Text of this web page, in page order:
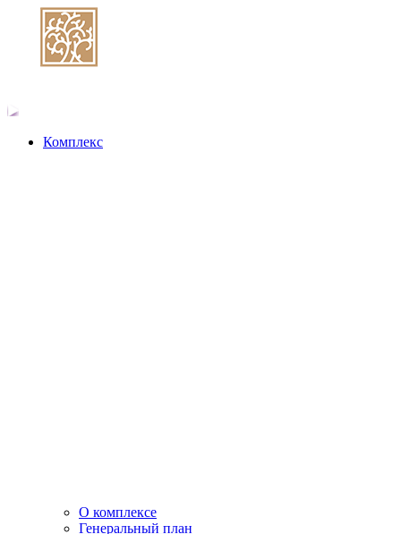
Комплекс
О комплексе
Генеральный план